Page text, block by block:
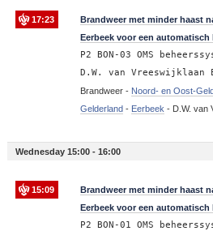
17:23
Brandweer met minder haast
Eerbeek voor een automatisch
P2 BON-03 OMS
D.W. van Vreeswijklaan
Brandweer - Noord- en Oost-
Gelderland- Eerbeek - D.W. van
Wednesday 15:00 - 16:00
15:09
Brandweer met minder haast
Eerbeek voor een automatisch
P2 BON-01 OMS